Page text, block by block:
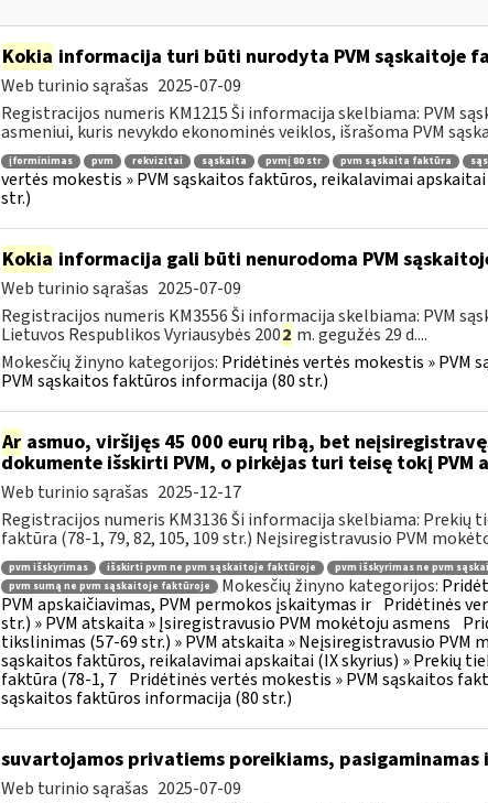
Kokia informacija turi būti nurodyta PVM sąskaitoje
Web turinio sąrašas 2025-07-09
Registracijos numeris KM1215 Ši informacija skelbiama: PVM
asmeniui, kuris nevykdo ekonominės veiklos, išrašoma PVM
įforminimas pvm rekvizitai sąskaita pvmį 80 str pvm sąskaita faktūra
vertės mokestis » PVM sąskaitos faktūros, reikalavimai
str.)
Kokia informacija gali būti nenurodoma PVM
Web turinio sąrašas 2025-07-09
Registracijos numeris KM3556 Ši informacija skelbiama: PVM
Lietuvos Respublikos Vyriausybės 2002 m. gegužės 29 d....
Mokesčių žinyno kategorijos: Pridėtinės vertės mokestis » PVM
PVM sąskaitos faktūros informacija (80 str.)
Arasmuo, viršijęs 45 000 eurų ribą, bet
dokumente išskirti PVM, o pirkėjas turi teisę tokį
Web turinio sąrašas 2025-12-17
Registracijos numeris KM3136 Ši informacija skelbiama:
faktūra (78-1, 79, 82, 105, 109 str.) Neįsiregistravusio PVM
pvm išskyrimas išskirti pvm ne pvm sąskaitoje faktūroje pvm išskyrimas ne pvm
pvm sumą ne pvm sąskaitoje faktūroje
Mokesčių žinyno kategorijos:
PVM apskaičiavimas, PVM permokos įskaitymas ir Pridėtinės
str.) » PVM atskaita » Įsiregistravusio PVM mokėtoju asmens
tikslinimas (57-69 str.) » PVM atskaita » Neįsiregistravusio PVM
sąskaitos faktūros, reikalavimai apskaitai (IX skyrius) » Prekių
faktūra (78-1, 7 Pridėtinės vertės mokestis » PVM sąskaitos
sąskaitos faktūros informacija (80 str.)
suvartojamos privatiems poreikiams,
Web turinio sąrašas 2025-07-09